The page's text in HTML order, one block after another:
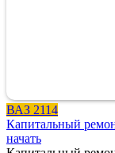
ВАЗ 2114
Капитальный
начать